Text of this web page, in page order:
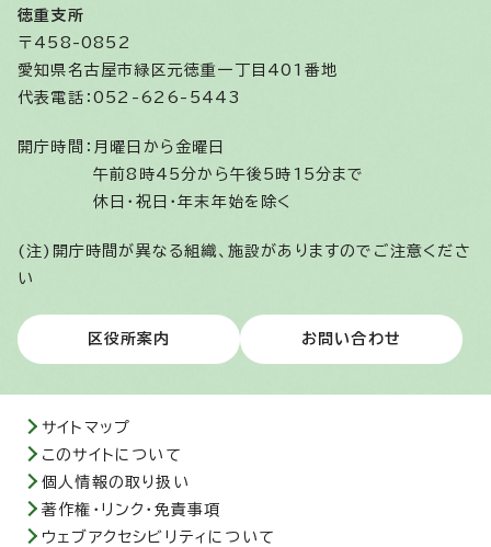
徳重支所
〒458-0852
愛知県名古屋市緑区元徳重一丁目401番地
代表電話：052-626-5443
開庁時間： 月曜日から金曜日
午前8時45分から午後5時15分まで
休日・祝日・年末年始を除く
(注)開庁時間が異なる組織、施設がありますのでご注意くださ
い
区役所案内 お問い合わせ
サイトマップ
このサイトについて
個人情報の取り扱い
著作権・リンク・免責事項
ウェブアクセシビリティについて